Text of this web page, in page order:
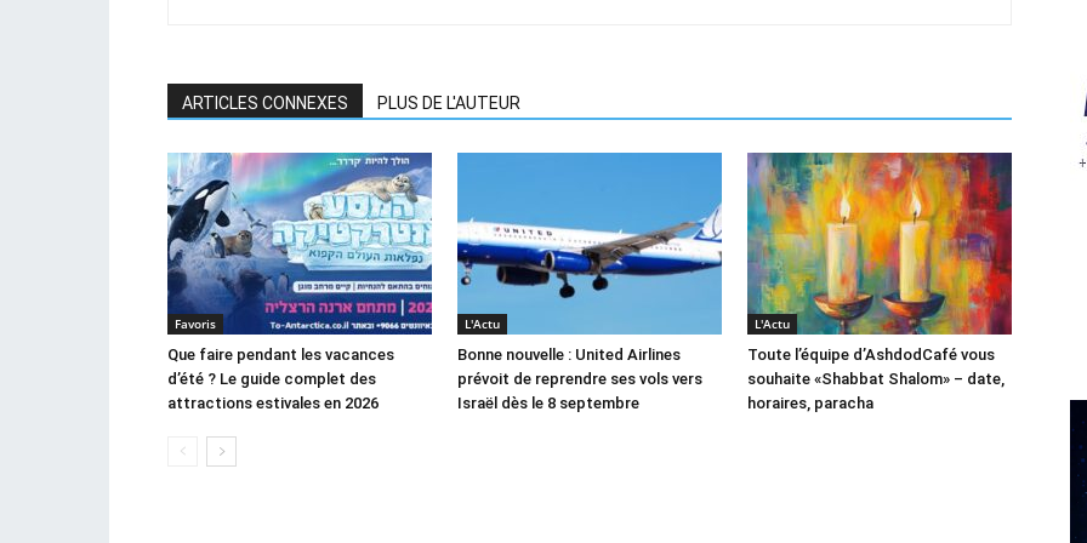
ARTICLES CONNEXES PLUS DE L'AUTEUR
Favoris
Que faire pendant les vacances
d’été ? Le guide complet des
attractions estivales en 2026
L'Actu
Bonne nouvelle : United Airlines
prévoit de reprendre ses vols vers
Israël dès le 8 septembre
L'Actu
Toute l’équipe d’AshdodCafé vous
souhaite «Shabbat Shalom» – date,
horaires, paracha